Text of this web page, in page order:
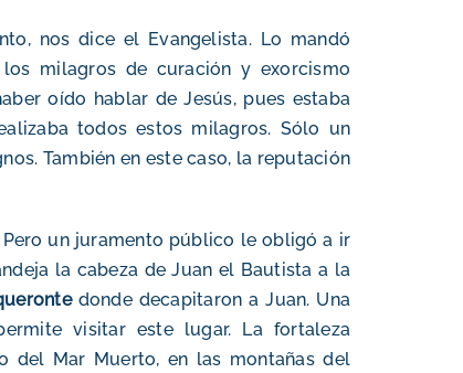
nos dice el Evangelista. Lo mandó
milagros de curación y exorcismo
oído hablar de Jesús, pues estaba
todos estos milagros. Sólo un
También en este caso, la reputación
un juramento público le obligó a ir
la cabeza de Juan el Bautista a la
donde decapitaron a Juan. Una
visitar este lugar. La fortaleza
del Mar Muerto, en las montañas del